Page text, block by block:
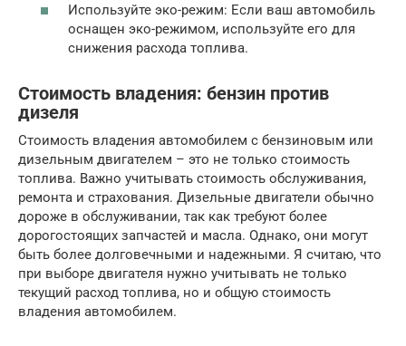
Используйте эко-режим: Если ваш автомобиль
оснащен эко-режимом, используйте его для
снижения расхода топлива.
Стоимость владения: бензин против
дизеля
Стоимость владения автомобилем с бензиновым или
дизельным двигателем – это не только стоимость
топлива. Важно учитывать стоимость обслуживания,
ремонта и страхования. Дизельные двигатели обычно
дороже в обслуживании, так как требуют более
дорогостоящих запчастей и масла. Однако, они могут
быть более долговечными и надежными. Я считаю, что
при выборе двигателя нужно учитывать не только
текущий расход топлива, но и общую стоимость
владения автомобилем.